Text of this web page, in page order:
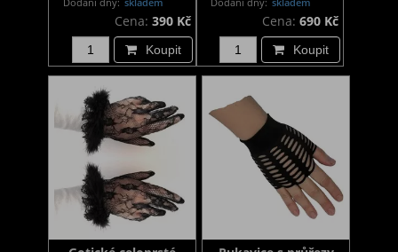
Cena: 390 Kč
Koupit
Cena:690 Kč
Koupit